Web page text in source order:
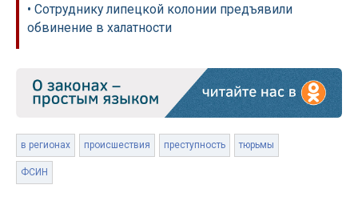
• Сотруднику липецкой колонии предъявили
обвинение в халатности
в регионах происшествия преступность тюрьмы
ФСИН